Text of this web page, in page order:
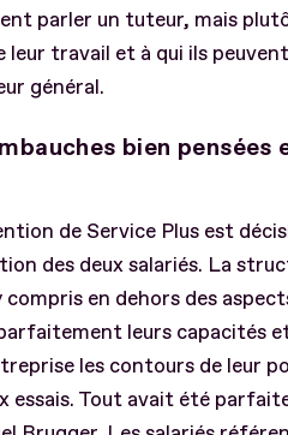
parler un tuteur, mais
leur travail et à qui ils
général.
bien pensées
de Service Plus est
des deux salariés. La
compris en dehors des
leurs capacités
les contours de leur
essais. Tout avait été